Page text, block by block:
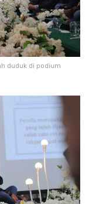
duduk di podium